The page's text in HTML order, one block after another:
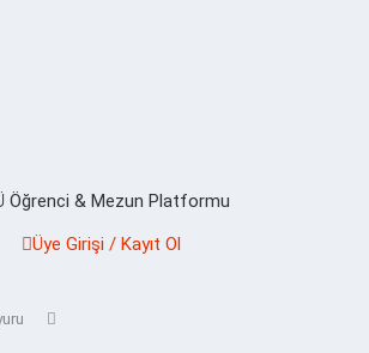
Öğrenci & Mezun Platformu
Üye Girişi / Kayıt Ol